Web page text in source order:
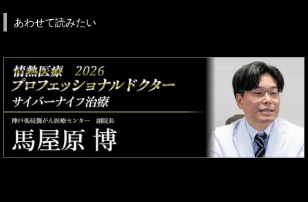
あわせて読みたい